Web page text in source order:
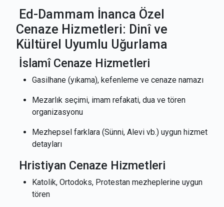
Ed-Dammam İnanca Özel
Cenaze Hizmetleri: Dinî ve
Kültürel Uyumlu Uğurlama
İslamî Cenaze Hizmetleri
Gasilhane (yıkama), kefenleme ve cenaze namazı
Mezarlık seçimi, imam refakati, dua ve tören
organizasyonu
Mezhepsel farklara (Sünni, Alevi vb.) uygun hizmet
detayları
Hristiyan Cenaze Hizmetleri
Katolik, Ortodoks, Protestan mezheplerine uygun
tören